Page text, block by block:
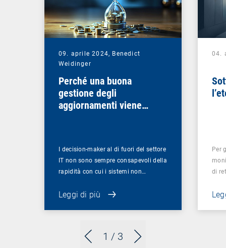
1 / 3
09. aprile 2024, Benedict
Weidinger
Perché una buona
gestione degli
aggiornamenti viene
I decision-maker al di fuori del settore
IT non sono sempre consapevoli della
rapidità con cui i sistemi non…
Leggi di più
04.
Per
di